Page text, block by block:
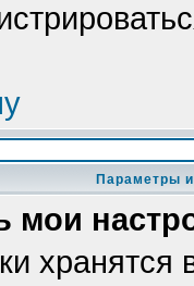
Параметры
мои